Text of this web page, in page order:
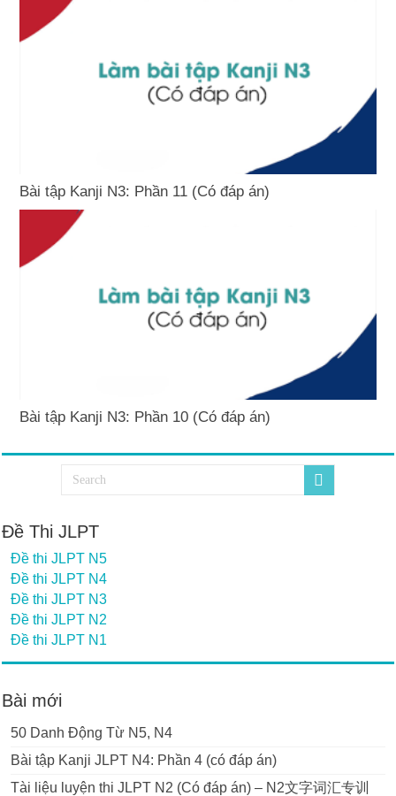
Bài tập Kanji N3: Phần 11 (Có đáp án)
Bài tập Kanji N3: Phần 10 (Có đáp án)
Đề Thi JLPT
Đề thi JLPT N5
Đề thi JLPT N4
Đề thi JLPT N3
Đề thi JLPT N2
Đề thi JLPT N1
Bài mới
50 Danh Động Từ N5, N4
Bài tập Kanji JLPT N4: Phần 4 (có đáp án)
Tài liệu luyện thi JLPT N2 (Có đáp án) – N2文字词汇专训